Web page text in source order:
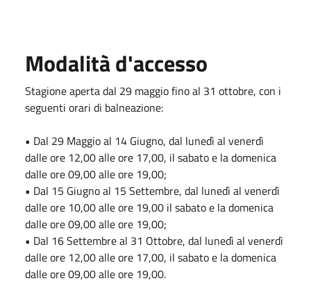
Modalità d'accesso
Stagione aperta dal 29 maggio fino al 31 ottobre, con i
seguenti orari di balneazione:
• Dal 29 Maggio al 14 Giugno, dal lunedì al venerdì
dalle ore 12,00 alle ore 17,00, il sabato e la domenica
dalle ore 09,00 alle ore 19,00;
• Dal 15 Giugno al 15 Settembre, dal lunedì al venerdì
dalle ore 10,00 alle ore 19,00 il sabato e la domenica
dalle ore 09,00 alle ore 19,00;
• Dal 16 Settembre al 31 Ottobre, dal lunedì al venerdì
dalle ore 12,00 alle ore 17,00, il sabato e la domenica
dalle ore 09,00 alle ore 19,00.